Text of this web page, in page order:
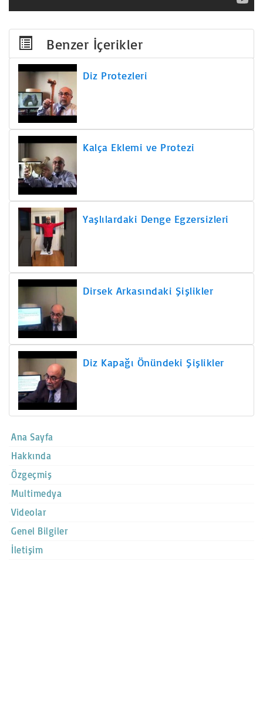
Benzer İçerikler
Diz Protezleri
Kalça Eklemi ve Protezi
Yaşlılardaki Denge Egzersizleri
Dirsek Arkasındaki Şişlikler
Diz Kapağı Önündeki Şişlikler
Ana Sayfa
Hakkında
Özgeçmiş
Multimedya
Videolar
Genel Bilgiler
İletişim